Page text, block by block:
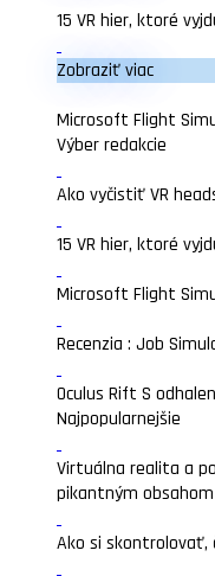
15 VR hier, ktoré
Zobraziť viac
Microsoft Flight
Výber redakcie
Ako vyčistiť VR
15 VR hier, ktoré
Microsoft Flight
Recenzia : Job
Oculus Rift S
Najpopularnejšie
Virtuálna realita a
pikantným obsahom
Ako si skontrolovať,